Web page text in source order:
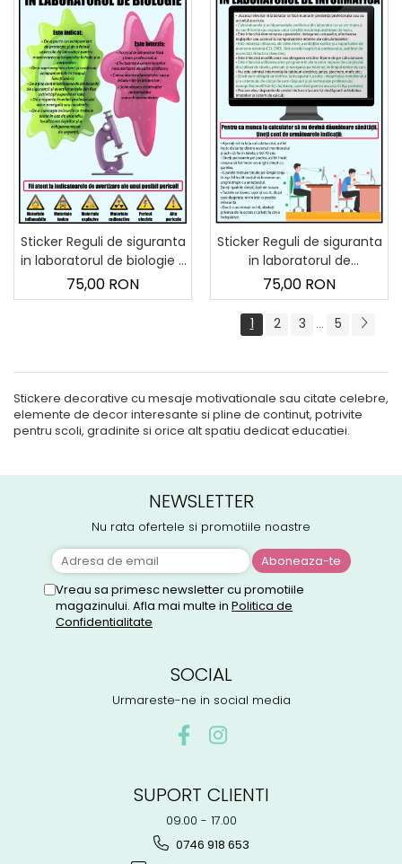
Sticker Reguli de siguranta
in laboratorul de biologie -
60x90 cm
75,00 RON
Sticker Reguli de siguranta
in laboratorul de
informatica - 60x90 cm
75,00 RON
1 2 3 ... 5
Stickere decorative cu mesaje motivationale sau citate celebre,
elemente de decor interesante si pline de continut, potrivite
pentru scoli, gradinite si orice alt spatiu dedicat educatiei.
NEWSLETTER
Nu rata ofertele si promotiile noastre
Vreau sa primesc newsletter cu promotiile
magazinului. Afla mai multe in Politica de
Confidentialitate
SOCIAL
Urmareste-ne in social media
SUPORT CLIENTI
09.00 - 17.00
0746 918 653